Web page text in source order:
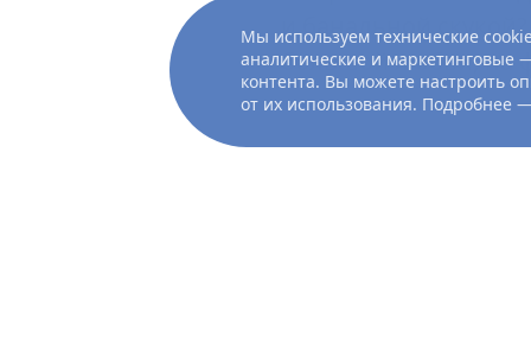
и банальной
большой любви, на
Мы используем технические
аналитические и маркетинговые
контента. Вы можете настроить
от их использования. Подробнее